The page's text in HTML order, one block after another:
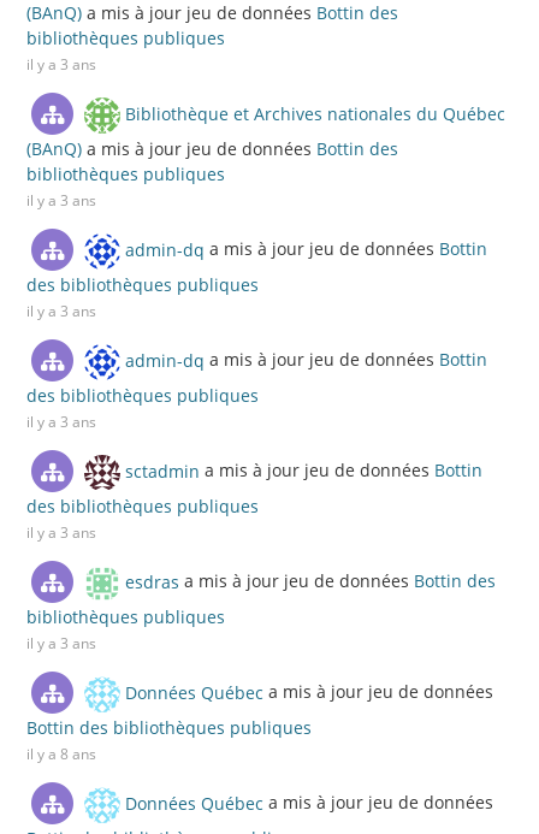
(BAnQ) a mis à jour jeu de données Bottin des
bibliothèques publiques
il y a 3 ans
Bibliothèque et Archives nationales du Québec
(BAnQ) a mis à jour jeu de données Bottin des
bibliothèques publiques
il y a 3 ans
admin-dq a mis à jour jeu de données Bottin
des bibliothèques publiques
il y a 3 ans
admin-dq a mis à jour jeu de données Bottin
des bibliothèques publiques
il y a 3 ans
sctadmin a mis à jour jeu de données Bottin
des bibliothèques publiques
il y a 3 ans
esdras a mis à jour jeu de données Bottin des
bibliothèques publiques
il y a 3 ans
Données Québec a mis à jour jeu de données
Bottin des bibliothèques publiques
il y a 8 ans
Données Québec a mis à jour jeu de données